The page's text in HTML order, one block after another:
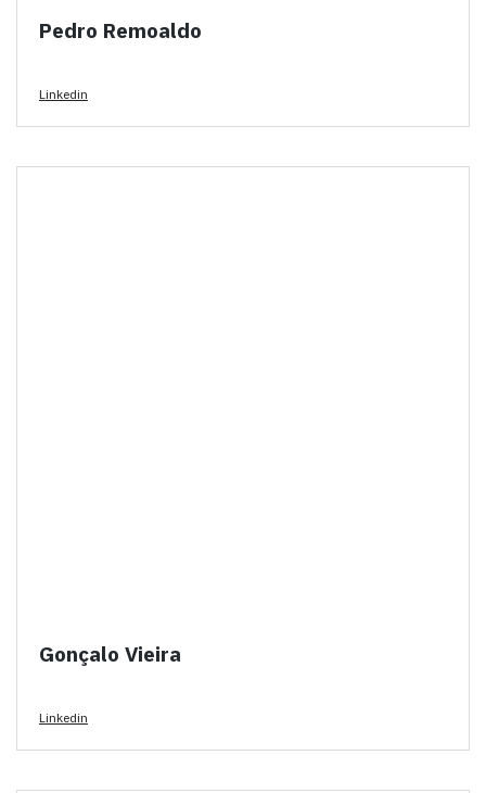
Pedro Remoaldo
Linkedin
Gonçalo Vieira
Linkedin